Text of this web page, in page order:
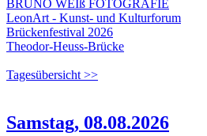
BRUNO WEIß FOTOGRAFIE
LeonArt - Kunst- und Kulturforum
Brückenfestival 2026
Theodor-Heuss-Brücke
Tagesübersicht >>
Samstag, 08.08.2026